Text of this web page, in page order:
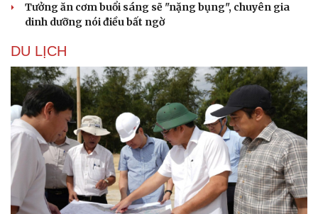
Tưởng ăn cơm buổi sáng sẽ "nặng bụng", chuyên gia
dinh dưỡng nói điều bất ngờ
DU LỊCH